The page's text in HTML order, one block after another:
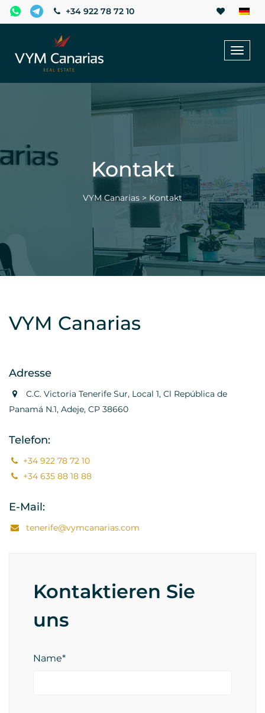
+34 922 78 72 10
Kontakt
VYM Canarias > Kontakt
VYM Canarias
Adresse
C.C. Victoria Tenerife Sur, Local 1, Cl República de
Panamá N.1, Adeje, CP 38660
Telefon:
+34 922 78 72 10
+34 635 88 18 88
E-Mail:
tenerife@vymcanarias.com
Kontaktieren Sie
uns
Name*